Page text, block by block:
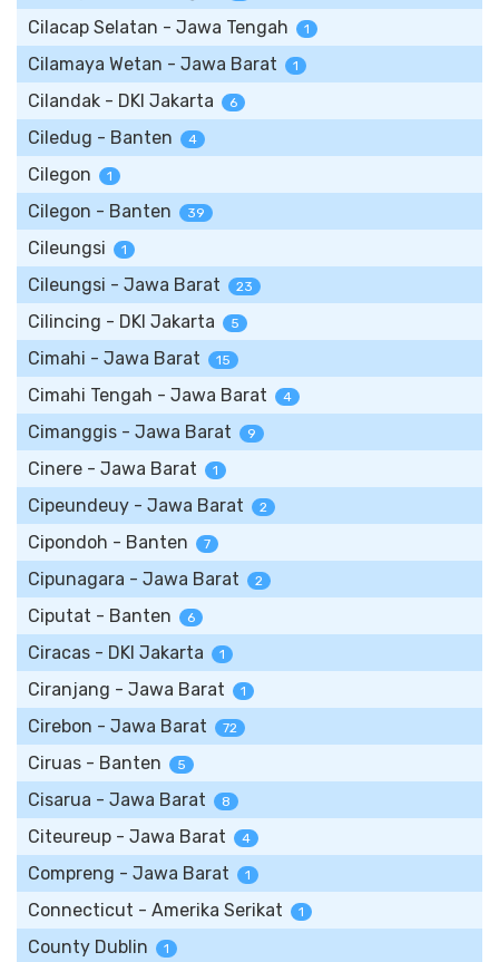
Cilacap Selatan - Jawa Tengah 1
Cilamaya Wetan - Jawa Barat 1
Cilandak - DKI Jakarta 6
Ciledug - Banten 4
Cilegon 1
Cilegon - Banten 39
Cileungsi 1
Cileungsi - Jawa Barat 23
Cilincing - DKI Jakarta 5
Cimahi - Jawa Barat 15
Cimahi Tengah - Jawa Barat 4
Cimanggis - Jawa Barat 9
Cinere - Jawa Barat 1
Cipeundeuy - Jawa Barat 2
Cipondoh - Banten 7
Cipunagara - Jawa Barat 2
Ciputat - Banten 6
Ciracas - DKI Jakarta 1
Ciranjang - Jawa Barat 1
Cirebon - Jawa Barat 72
Ciruas - Banten 5
Cisarua - Jawa Barat 8
Citeureup - Jawa Barat 4
Compreng - Jawa Barat 1
Connecticut - Amerika Serikat 1
County Dublin 1